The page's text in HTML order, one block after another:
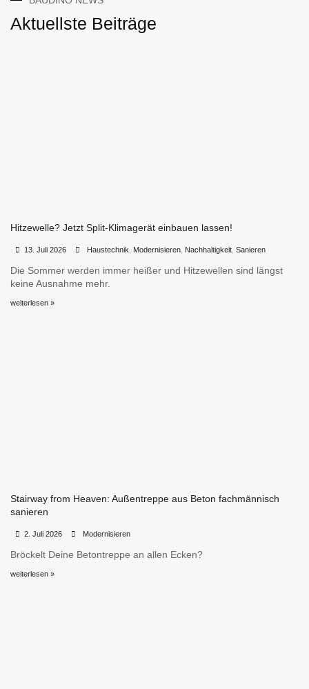
Aktuellste Beiträge
Hitzewelle? Jetzt Split-Klimagerät einbauen lassen!
13. Juli 2026 Haustechnik, Modernisieren, Nachhaltigkeit, Sanieren
Die Sommer werden immer heißer und Hitzewellen sind längst
keine Ausnahme mehr.
weiterlesen »
Stairway from Heaven: Außentreppe aus Beton fachmännisch
sanieren
2. Juli 2026 Modernisieren
Bröckelt Deine Betontreppe an allen Ecken?
weiterlesen »